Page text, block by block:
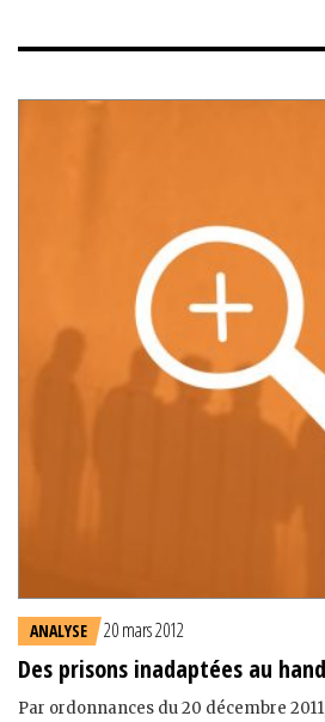
ANALYSE 20 mars 2012
Des prisons inadaptées au
Par ordonnances du 20 décembre